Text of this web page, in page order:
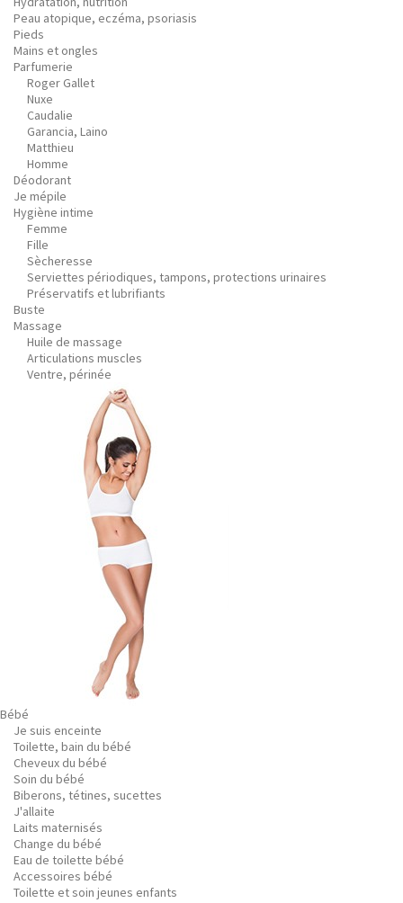
Peau atopique, eczéma, psoriasis
Pieds
Mains et ongles
Parfumerie
Roger Gallet
Nuxe
Caudalie
Garancia, Laino
Matthieu
Homme
Déodorant
Je mépile
Hygiène intime
Femme
Fille
Sècheresse
Serviettes périodiques, tampons, protections urinaires
Préservatifs et lubrifiants
Buste
Massage
Huile de massage
Articulations muscles
Ventre, périnée
Bébé
Je suis enceinte
Toilette, bain du bébé
Cheveux du bébé
Soin du bébé
Biberons, tétines, sucettes
J'allaite
Laits maternisés
Change du bébé
Eau de toilette bébé
Accessoires bébé
Toilette et soin jeunes enfants